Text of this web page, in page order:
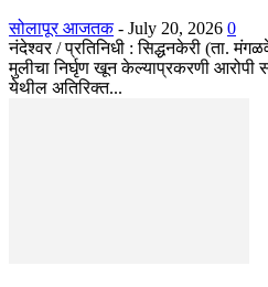
सोलापूर आजतक - July 20, 2026 0
नंदेश्वर / प्रतिनिधी : सिद्धनकेरी (ता.
मुलीचा निर्घृण खून केल्याप्रकरणी आरोपी
येथील अतिरिक्त...